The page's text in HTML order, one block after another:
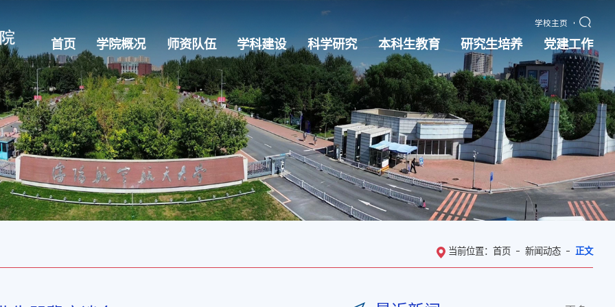
学校主页
首页 学院概况 师资队伍 学科建设 科学研究 本科生教育 研究生培养 党建工作
当前位置：首页 新闻动态 正文